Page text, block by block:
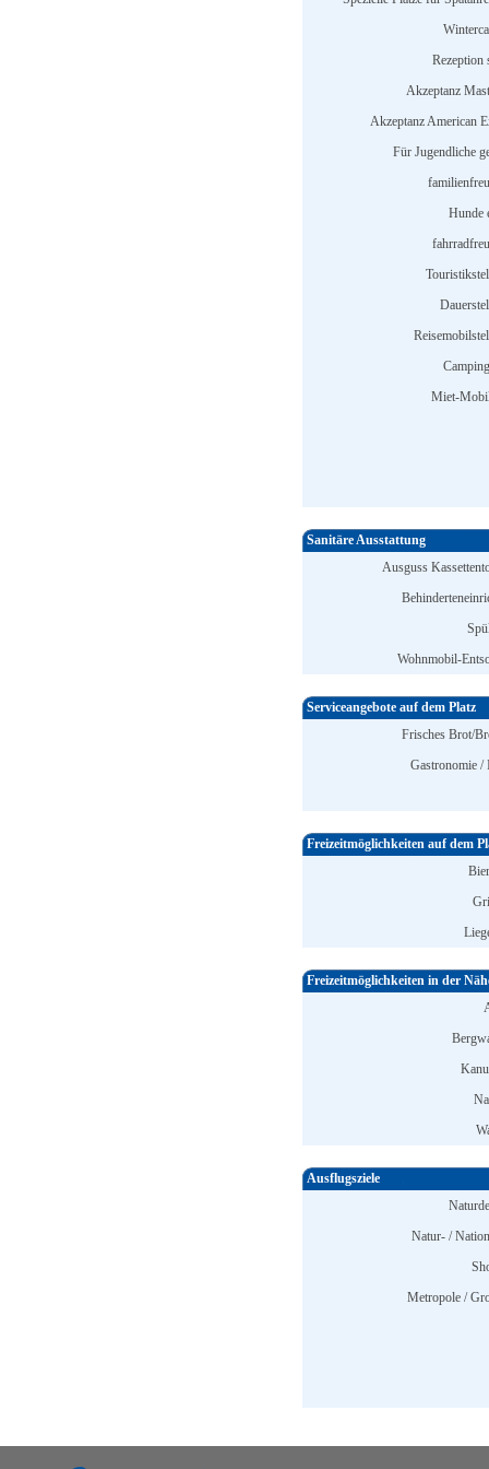
Rezeption
Akzeptanz
Akzeptanz American
Für Jugendliche
Hunde
Miet-
Sanitäre Ausstattung
Ausguss
Wohnmobil-
Serviceangebote auf dem Platz
Frisches Brot/
Gastronomie /
Freizeitmöglichkeiten auf dem
Freizeitmöglichkeiten in der
Ausflugsziele
Natur- /
Metropole /